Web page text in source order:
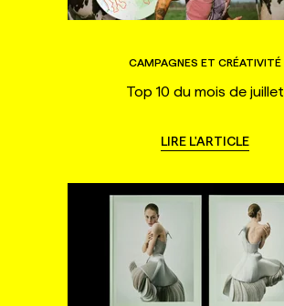
CAMPAGNES ET CRÉATIVITÉ
Top 10 du mois de juillet
LIRE L'ARTICLE